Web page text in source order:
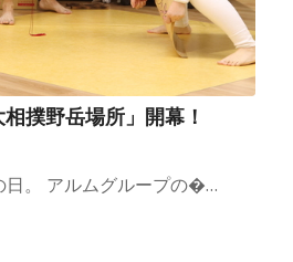
撲野岳場所」開幕！
日。 アルムグループの�…